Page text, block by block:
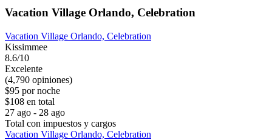
Vacation Village Orlando, Celebration
Vacation Village Orlando, Celebration
Kissimmee
8.6/10
Excelente
(4,790 opiniones)
$95 por noche
$108 en total
27 ago - 28 ago
Total con impuestos y cargos
Vacation Village Orlando, Celebration